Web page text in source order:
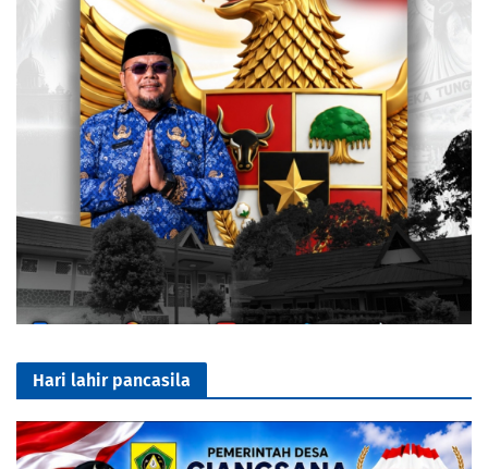
Hari lahir pancasila